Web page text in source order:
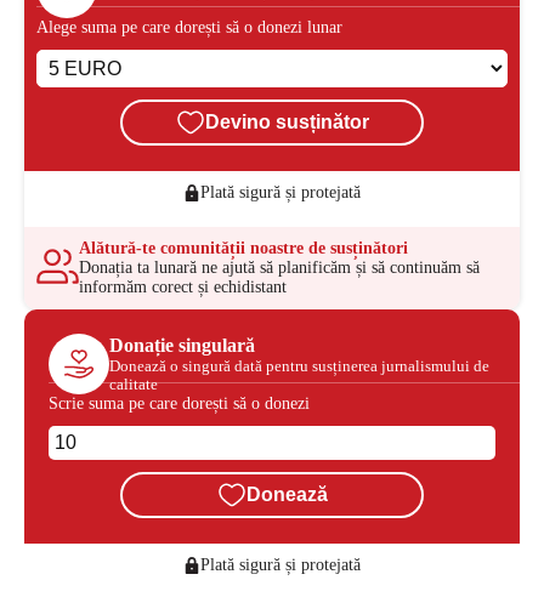
Alege suma pe care dorești să o donezi lunar
Devino susținător
Plată sigură și protejată
Alătură-te comunității noastre de susținători
Donația ta lunară ne ajută să planificăm și să continuăm să
informăm corect și echidistant
Donație singulară
Donează o singură dată pentru susținerea jurnalismului de
calitate
Scrie suma pe care dorești să o donezi
Donează
Plată sigură și protejată